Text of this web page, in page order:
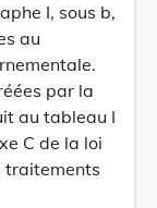
I, sous b,
au
par la
au tableau I
C de la loi
traitements